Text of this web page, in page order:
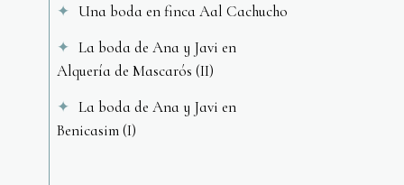
Una boda en finca Aal Cachucho
La boda de Ana y Javi en
Alquería de Mascarós (II)
La boda de Ana y Javi en
Benicasim (I)